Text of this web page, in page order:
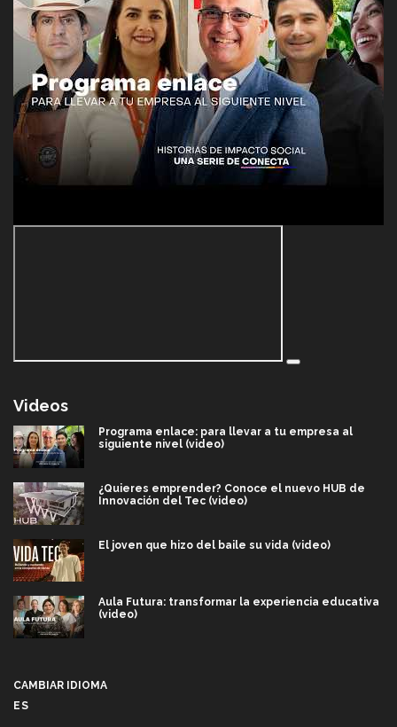
Videos
Programa enlace: para llevar a tu empresa al
siguiente nivel (video)
¿Quieres emprender? Conoce el nuevo HUB de
Innovación del Tec (video)
El joven que hizo del baile su vida (video)
Aula Futura: transformar la experiencia educativa
(video)
CAMBIAR IDIOMA
ES